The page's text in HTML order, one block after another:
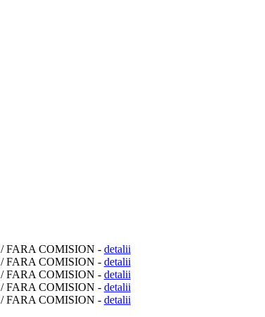
/ FARA COMISION - detalii
/ FARA COMISION - detalii
/ FARA COMISION - detalii
/ FARA COMISION - detalii
/ FARA COMISION - detalii